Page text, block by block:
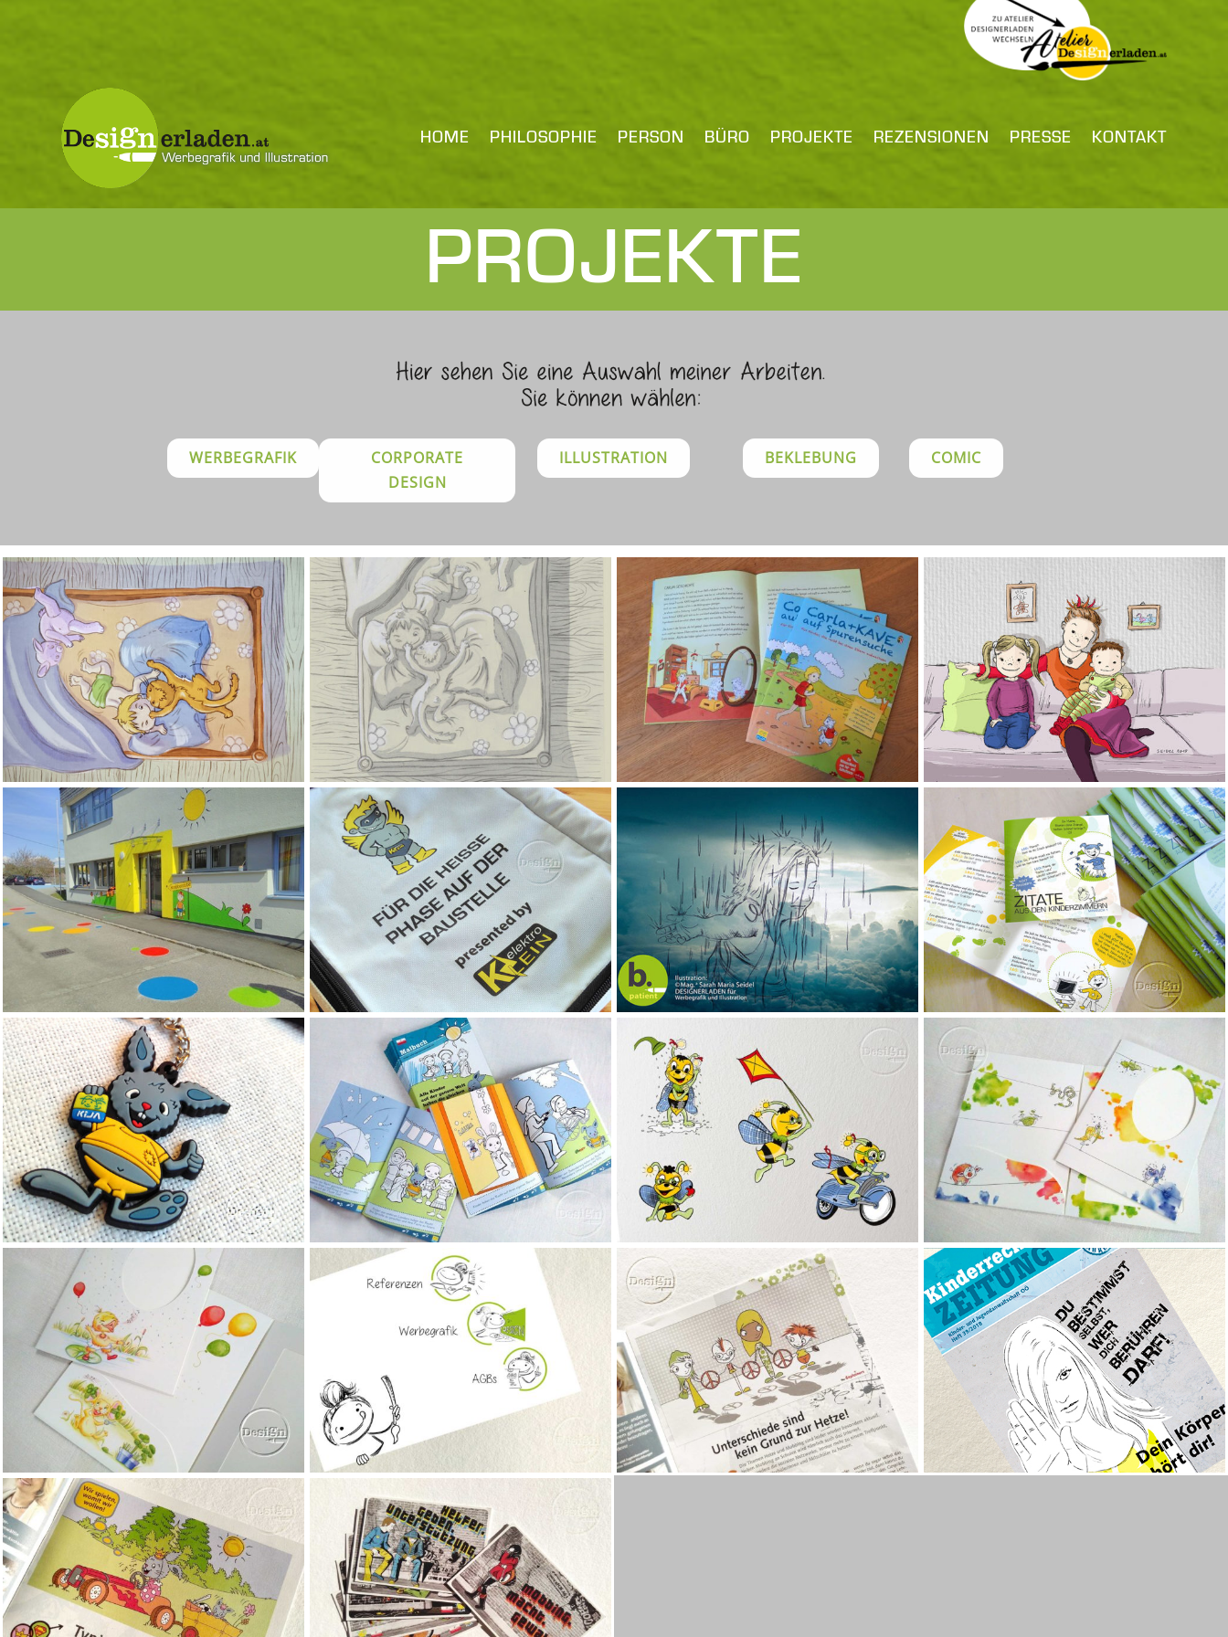
HOME PHILOSOPHIE PERSON BÜRO PROJEKTE REZENSIONEN PRESSE KONTAKT
PROJEKTE
WERBEGRAFIK
CORPORATE
DESIGN
ILLUSTRATION BEKLEBUNG COMIC
mehr lesen
mehr lesen mehr lesen mehr lesen
mehr lesen
mehr lesen
mehr lesen
mehr lesen
mehr lesen
mehr lesen